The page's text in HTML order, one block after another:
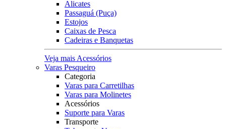
Alicates
Passaguá (Puça)
Estojos
Caixas de Pesca
Cadeiras e Banquetas
Veja mais Acessórios
Varas Pesqueiro
Categoria
Varas para Carretilhas
Varas para Molinetes
Acessórios
Suporte para Varas
Transporte